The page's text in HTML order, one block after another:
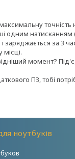
одним натисканням
заряджається за 3
момент?
ПЗ, тобі
ноутбуків